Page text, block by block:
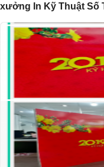
xưởng In Kỹ Thuật Số